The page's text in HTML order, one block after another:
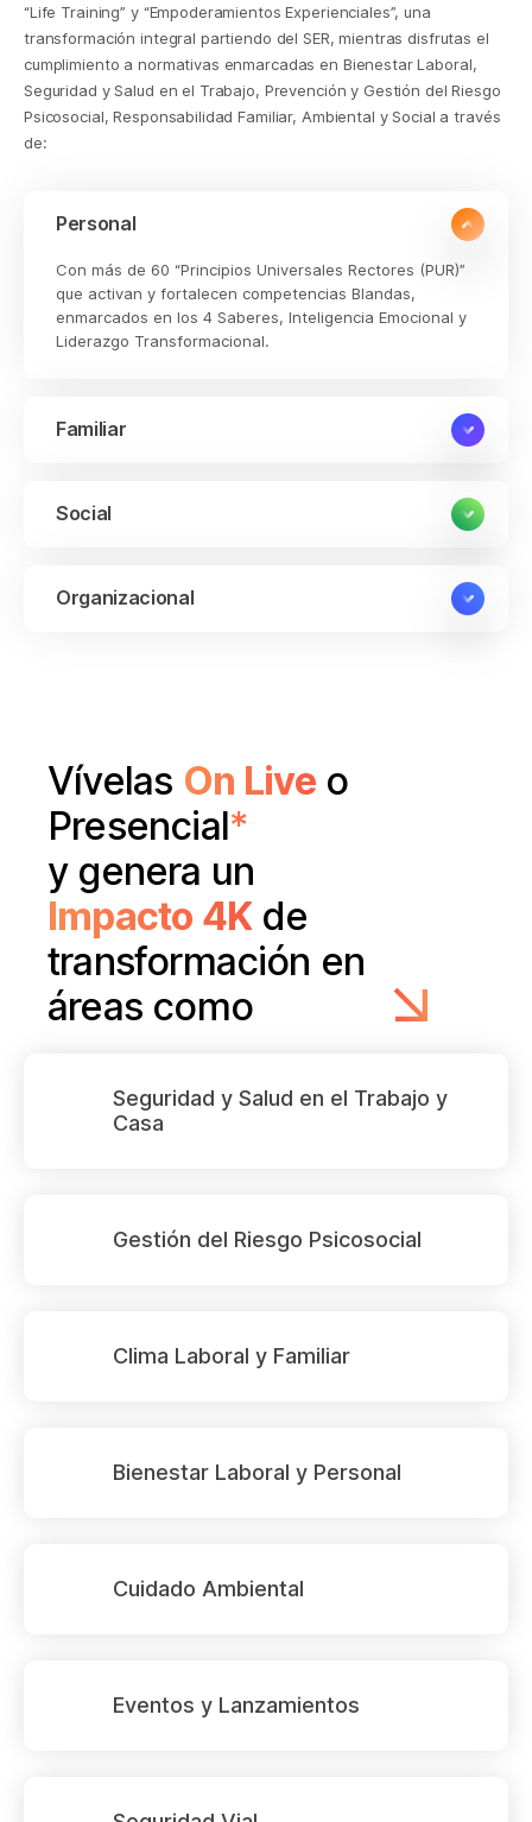
“Life Training” y “Empoderamientos Experienciales”, una
transformación integral partiendo del SER, mientras disfrutas el
cumplimiento a normativas enmarcadas en Bienestar Laboral,
Seguridad y Salud en el Trabajo, Prevención y Gestión del Riesgo
Psicosocial, Responsabilidad Familiar, Ambiental y Social a través
de:
Personal
Con más de 60 “Principios Universales Rectores (PUR)”
que activan y fortalecen competencias Blandas,
enmarcados en los 4 Saberes, Inteligencia Emocional y
Liderazgo Transformacional.
Familiar
Social
Organizacional
Vívelas On Liveo
Presencial*
y genera un
Impacto 4Kde
transformación en
áreas como
Seguridad y Salud en el Trabajo y
Casa
Gestión del Riesgo Psicosocial
Clima Laboral y Familiar
Bienestar Laboral y Personal
Cuidado Ambiental
Eventos y Lanzamientos